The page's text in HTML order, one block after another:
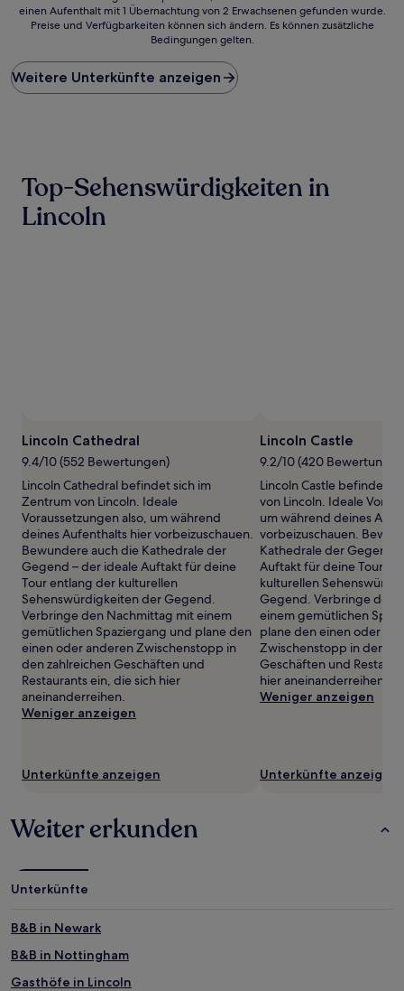
ist
Preis
pro
Nacht,
24 Stunden
einen
Aufenthalt
zusätzliche
Bedingungen
gelten.
einen Aufenthalt mit 1 Übernachtung von 2 Erwachsenen gefunden wurde.
Preise und Verfügbarkeiten können sich ändern. Es können zusätzliche
Bedingungen gelten.
Weitere Unterkünfte anzeigen
Top-Sehenswürdigkeiten in
Lincoln
Lincoln Cathedral
9.4/10 (552 Bewertungen)
Lincoln Cathedral befindet sich im
Zentrum von Lincoln. Ideale
Voraussetzungen also, um während
deines Aufenthalts hier vorbeizuschauen.
Bewundere auch die Kathedrale der
Gegend – der ideale Auftakt für deine
Tour entlang der kulturellen
Sehenswürdigkeiten der Gegend.
Verbringe den Nachmittag mit einem
gemütlichen Spaziergang und plane den
einen oder anderen Zwischenstopp in
den zahlreichen Geschäften und
Restaurants ein, die sich hier
aneinanderreihen.
Weniger anzeigen
Unterkünfte anzeigen
Lincoln Castle
9.2/10 (420
Lincoln Castle befindet
von Lincoln. Ideale
um während deines
vorbeizuschauen.
Kathedrale der Gegend
Auftakt für deine Tour
kulturellen
Gegend. Verbringe den
einem gemütlichen
plane den einen oder
Zwischenstopp in den
Geschäften und
hier aneinanderreihen.
Weniger anzeigen
Unterkünfte anzeigen
Weiter erkunden
Unterkünfte
B&B in Newark
B&B in Nottingham
Gasthöfe in Lincoln